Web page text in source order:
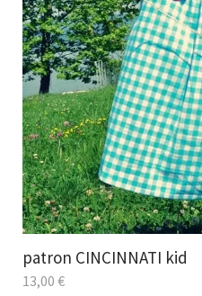
patron CINCINNATI kid
13,00 €